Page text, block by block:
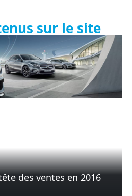
sur le site
des ventes en 2016